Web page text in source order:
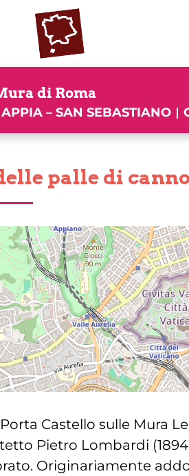
di Roma
– SAN SEBASTIANO
palle di
Castello sulle Mura
Pietro Lombardi
Originariamente